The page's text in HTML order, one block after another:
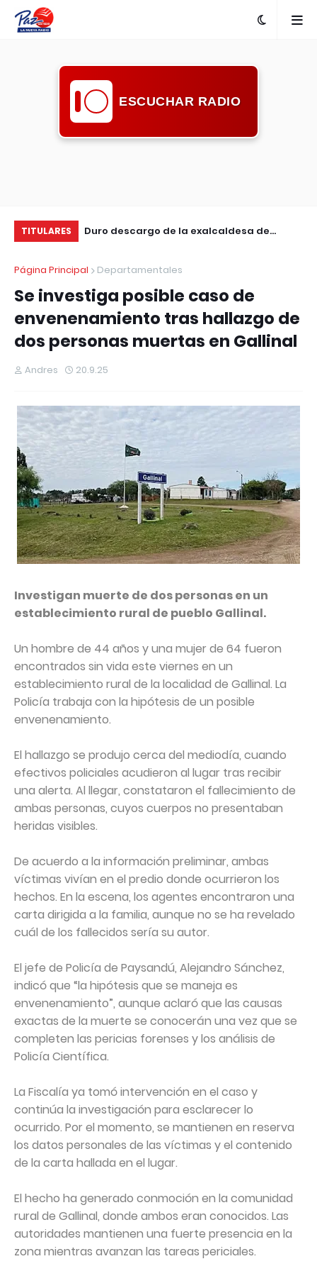
ESCUCHAR RADIO
TITULARES
turístico ante
Duro descargo de la exalcaldesa de
comunidad ante la inseguridad
Página Principal
Departamentales
Se investiga posible caso de
envenenamiento tras hallazgo de
dos personas muertas en Gallinal
Andres 20.9.25
Investigan muerte de dos personas en un
establecimiento rural de pueblo Gallinal.
Un hombre de 44 años y una mujer de 64 fueron
encontrados sin vida este viernes en un
establecimiento rural de la localidad de Gallinal. La
Policía trabaja con la hipótesis de un posible
envenenamiento.
El hallazgo se produjo cerca del mediodía, cuando
efectivos policiales acudieron al lugar tras recibir
una alerta. Al llegar, constataron el fallecimiento de
ambas personas, cuyos cuerpos no presentaban
heridas visibles.
De acuerdo a la información preliminar, ambas
víctimas vivían en el predio donde ocurrieron los
hechos. En la escena, los agentes encontraron una
carta dirigida a la familia, aunque no se ha revelado
cuál de los fallecidos sería su autor.
El jefe de Policía de Paysandú, Alejandro Sánchez,
indicó que “la hipótesis que se maneja es
envenenamiento”, aunque aclaró que las causas
exactas de la muerte se conocerán una vez que se
completen las pericias forenses y los análisis de
Policía Científica.
La Fiscalía ya tomó intervención en el caso y
continúa la investigación para esclarecer lo
ocurrido. Por el momento, se mantienen en reserva
los datos personales de las víctimas y el contenido
de la carta hallada en el lugar.
El hecho ha generado conmoción en la comunidad
rural de Gallinal, donde ambos eran conocidos. Las
autoridades mantienen una fuerte presencia en la
zona mientras avanzan las tareas periciales.